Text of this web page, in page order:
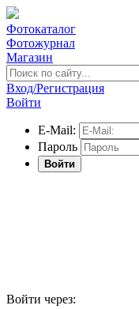
Фотокаталог
Фотожурнал
Магазин
Вход/Регистрация
Войти
E-Mail:
Пароль
Войти
Войти через: